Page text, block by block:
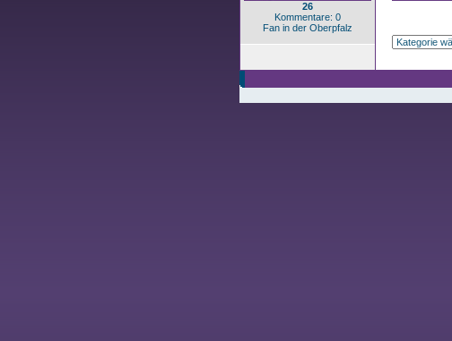
26
Kommentare: 0
Fan in der Oberpfalz